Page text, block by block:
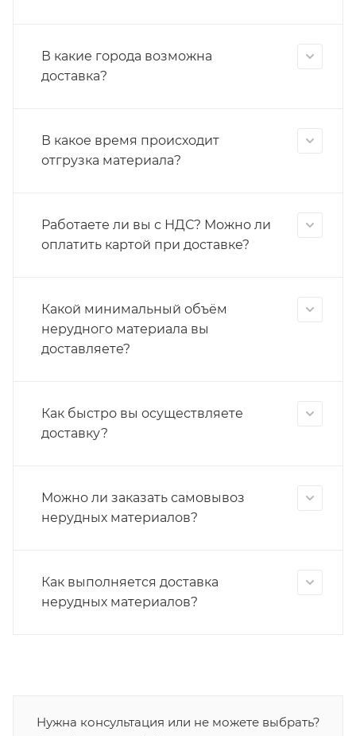
В какие города возможна
доставка?
В какое время происходит
отгрузка материала?
Работаете ли вы с НДС? Можно ли
оплатить картой при доставке?
Какой минимальный объём
нерудного материала вы
доставляете?
Как быстро вы осуществляете
доставку?
Можно ли заказать самовывоз
нерудных материалов?
Как выполняется доставка
нерудных материалов?
Нужна консультация или не можете выбрать?